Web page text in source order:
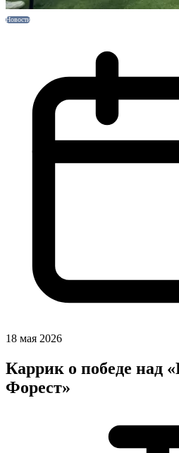
Новости
18 мая 2026
Каррик о победе над
Форест»